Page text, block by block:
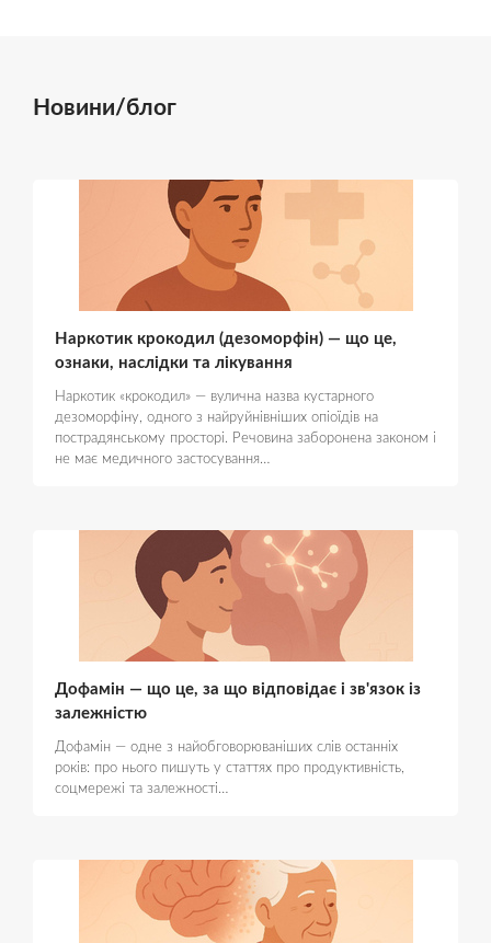
Новини/блог
Наркотик крокодил (дезоморфін) — що це,
ознаки, наслідки та лікування
Наркотик «крокодил» — вулична назва кустарного
дезоморфіну, одного з найруйнівніших опіоїдів на
пострадянському просторі. Речовина заборонена законом і
не має медичного застосування…
Дофамін — що це, за що відповідає і зв'язок із
залежністю
Дофамін — одне з найобговорюваніших слів останніх
років: про нього пишуть у статтях про продуктивність,
соцмережі та залежності…